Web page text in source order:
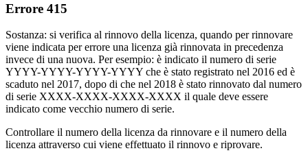
Errore 415
Sostanza: si verifica al rinnovo della licenza, quando per rinnovare
viene indicata per errore una licenza già rinnovata in precedenza
invece di una nuova. Per esempio: è indicato il numero di serie
YYYY-YYYY-YYYY-YYYY che è stato registrato nel 2016 ed è
scaduto nel 2017, dopo di che nel 2018 è stato rinnovato dal numero
di serie XXXX-XXXX-XXXX-XXXX il quale deve essere
indicato come vecchio numero di serie.
Controllare il numero della licenza da rinnovare e il numero della
licenza attraverso cui viene effettuato il rinnovo e riprovare.